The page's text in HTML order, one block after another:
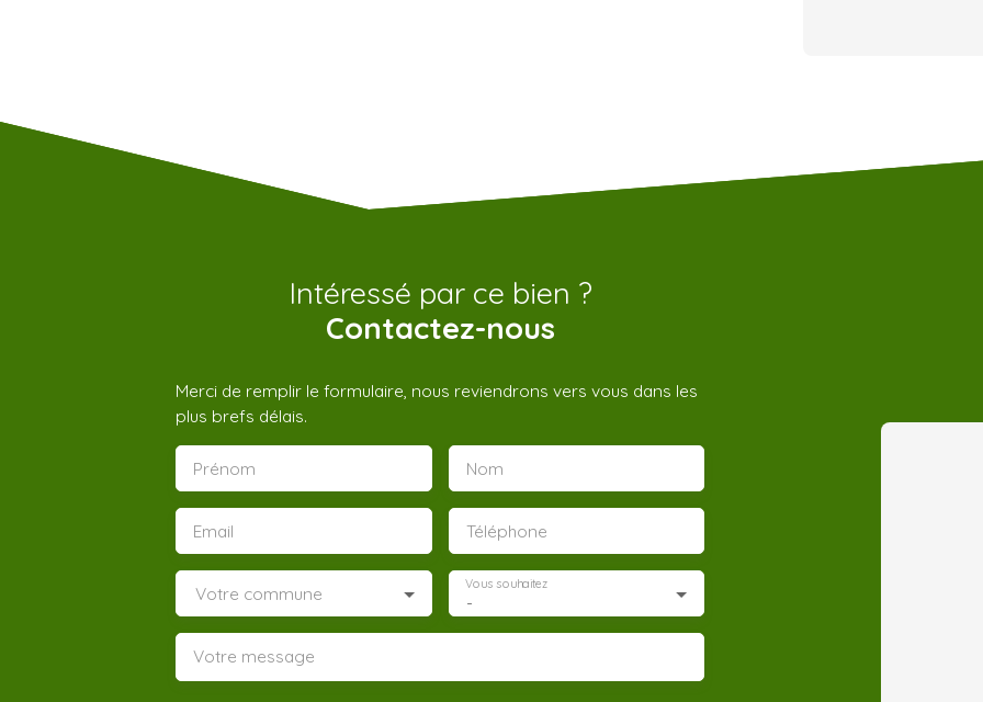
Intéressé par ce bien ?
Contactez-nous
Merci de remplir le formulaire, nous reviendrons vers vous dans les
plus brefs délais.
Prénom Nom
Email Téléphone
Votre commune -
Vous souhaitez
Votre message